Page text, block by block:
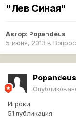
"Лев Синая"
Автор: Popandeus
5 июня, 2013 в
Popandeus
Игроки
51 публикация